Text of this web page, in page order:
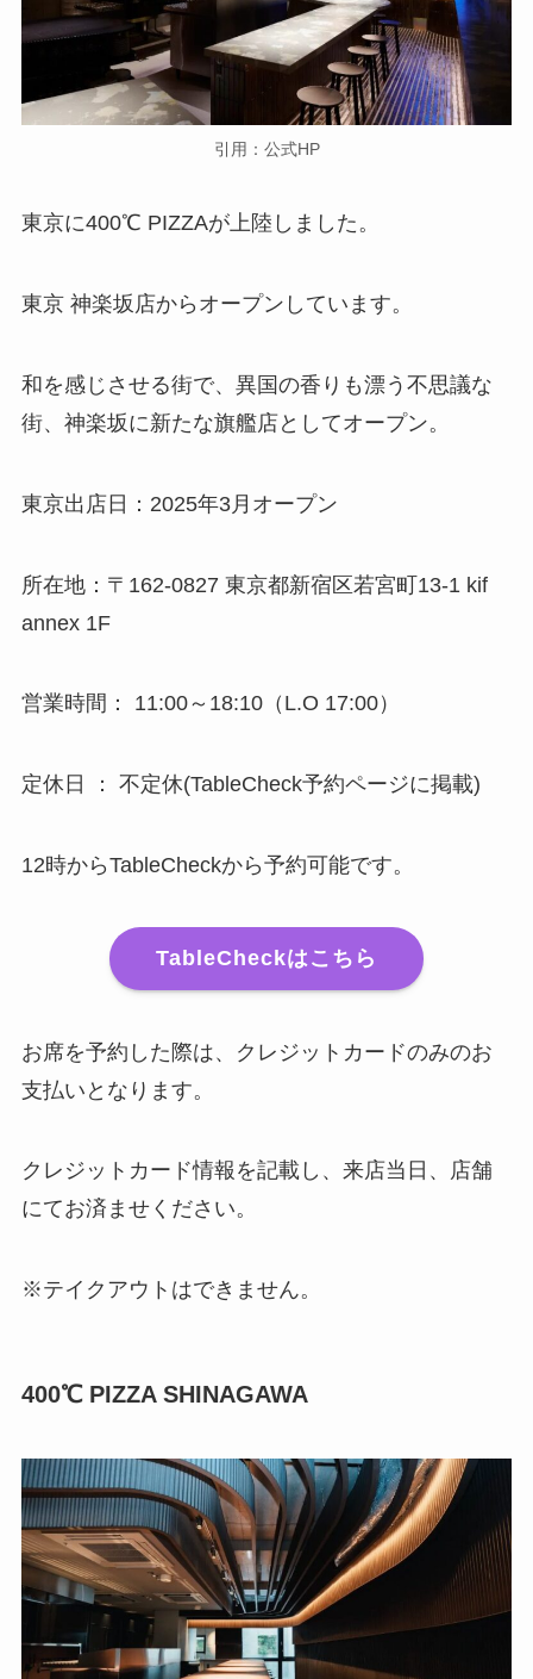
引用：公式HP
東京に400℃ PIZZAが上陸しました。
東京 神楽坂店からオープンしています。
和を感じさせる街で、異国の香りも漂う不思議な
街、神楽坂に新たな旗艦店としてオープン。
東京出店日：2025年3月オープン
所在地：〒162-0827 東京都新宿区若宮町13-1 kif
annex 1F
営業時間： 11:00～18:10（L.O 17:00）
定休日 ： 不定休(TableCheck予約ページに掲載)
12時からTableCheckから予約可能です。
TableCheckはこちら
お席を予約した際は、クレジットカードのみのお
支払いとなります。
クレジットカード情報を記載し、来店当日、店舗
にてお済ませください。
※テイクアウトはできません。
400℃ PIZZA SHINAGAWA